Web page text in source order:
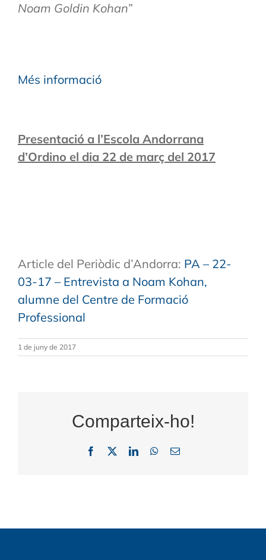
Noam Goldin Kohan”
Més informació
Presentació a l’Escola Andorrana
d’Ordino el dia 22 de març del 2017
Article del Periòdic d’Andorra: PA – 22-
03-17 – Entrevista a Noam Kohan,
alumne del Centre de Formació
Professional
1 de juny de 2017
Comparteix-ho!
Facebook LinkedInWhatsApp
Email: